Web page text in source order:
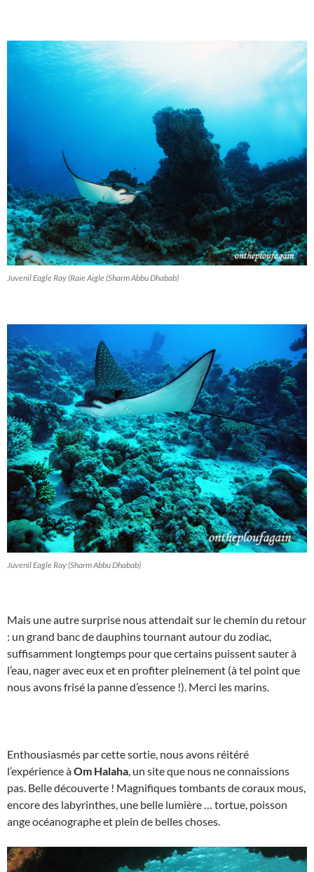
Juvenil Eagle Ray (Raie Aigle (Sharm Abbu Dhabab)
Juvenil Eagle Ray (Sharm Abbu Dhabab)
Mais une autre surprise nous attendait sur le chemin du retour
: un grand banc de dauphins tournant autour du zodiac,
suffisamment longtemps pour que certains puissent sauter à
l’eau, nager avec eux et en profiter pleinement (à tel point que
nous avons frisé la panne d’essence !). Merci les marins.
Enthousiasmés par cette sortie, nous avons réitéré
l’expérience àOm Halaha, un site que nous ne connaissions
pas. Belle découverte ! Magnifiques tombants de coraux mous,
encore des labyrinthes, une belle lumière … tortue, poisson
ange océanographe et plein de belles choses.